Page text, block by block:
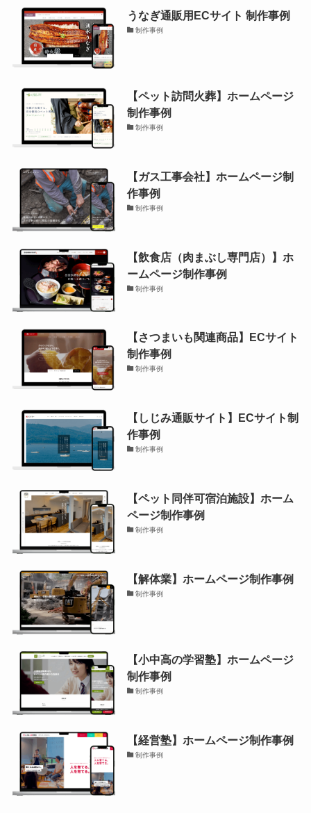
うなぎ通販用ECサイト 制作事例
制作事例
【ペット訪問火葬】ホームページ
制作事例
制作事例
【ガス工事会社】ホームページ制
作事例
制作事例
【飲食店（肉まぶし専門店）】ホ
ームページ制作事例
制作事例
【さつまいも関連商品】ECサイト
制作事例
制作事例
【しじみ通販サイト】ECサイト制
作事例
制作事例
【ペット同伴可宿泊施設】ホーム
ページ制作事例
制作事例
【解体業】ホームページ制作事例
制作事例
【小中高の学習塾】ホームページ
制作事例
制作事例
【経営塾】ホームページ制作事例
制作事例